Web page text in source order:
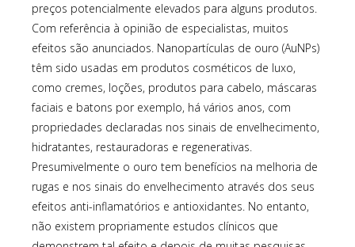
preços potencialmente elevados para alguns produtos.
Com referência à opinião de especialistas, muitos
efeitos são anunciados. Nanopartículas de ouro (AuNPs)
têm sido usadas em produtos cosméticos de luxo,
como cremes, loções, produtos para cabelo, máscaras
faciais e batons por exemplo, há vários anos, com
propriedades declaradas nos sinais de envelhecimento,
hidratantes, restauradoras e regenerativas.
Presumivelmente o ouro tem benefícios na melhoria de
rugas e nos sinais do envelhecimento através dos seus
efeitos anti-inflamatórios e antioxidantes. No entanto,
não existem propriamente estudos clínicos que